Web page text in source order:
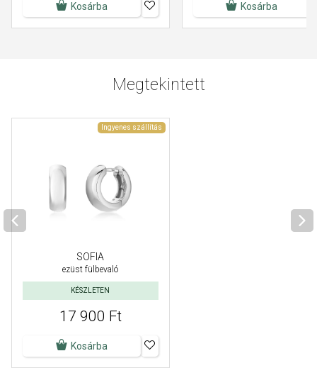
Kosárba Kosárba
Megtekintett
Ingyenes szállítás
SOFIA
ezüst fülbevaló
KÉSZLETEN
17 900 Ft
Kosárba